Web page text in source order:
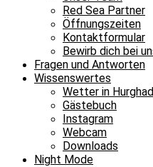
Red Sea Partner
Öffnungszeiten
Kontaktformular
Bewirb dich bei
Fragen und Antworten
Wissenswertes
Wetter in
Gästebuch
Instagram
Webcam
Downloads
Night Mode